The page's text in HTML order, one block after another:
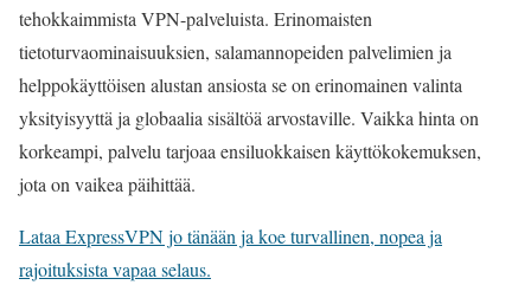
tehokkaimmista VPN-palveluista. Erinomaisten
tietoturvaominaisuuksien, salamannopeiden palvelimien ja
helppokäyttöisen alustan ansiosta se on erinomainen valinta
yksityisyyttä ja globaalia sisältöä arvostaville. Vaikka hinta on
korkeampi, palvelu tarjoaa ensiluokkaisen käyttökokemuksen,
jota on vaikea päihittää.
Lataa ExpressVPN jo tänään ja koe turvallinen, nopea ja
rajoituksista vapaa selaus.